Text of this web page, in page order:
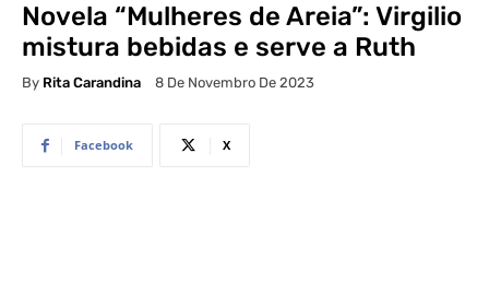
Novela “Mulheres de Areia”: Virgilio
mistura bebidas e serve a Ruth
By Rita Carandina 8 De Novembro De 2023
Facebook X